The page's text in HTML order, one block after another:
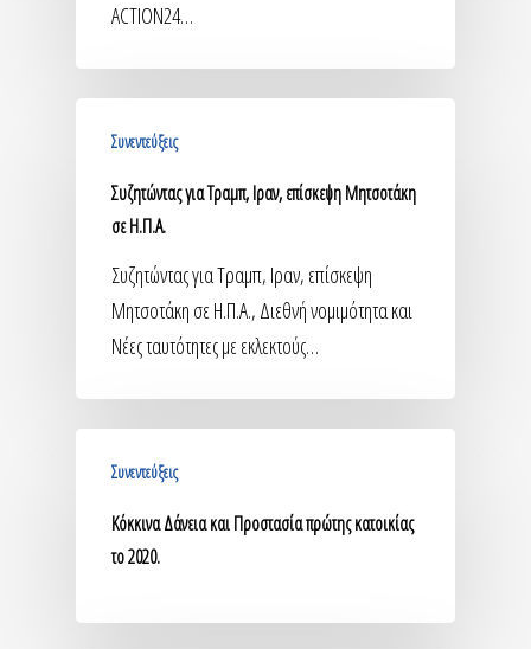
ACTION24…
Συνεντεύξεις
Συζητώντας για Τραμπ, Ιραν, επίσκεψη Μητσοτάκη
σε Η.Π.Α.
Συζητώντας για Τραμπ, Ιραν, επίσκεψη
Μητσοτάκη σε Η.Π.Α., Διεθνή νομιμότητα και
Νέες ταυτότητες με εκλεκτούς…
Συνεντεύξεις
Κόκκινα Δάνεια και Προστασία πρώτης κατοικίας
το 2020.